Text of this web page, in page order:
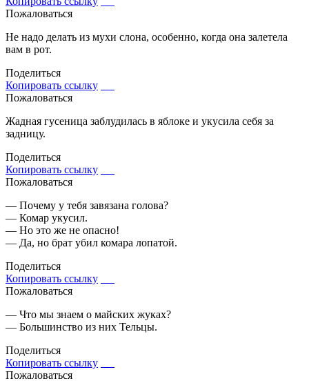
Пожаловаться
Не надо делать из мухи слона, особенно, когда она залетела
вам в рот.
Поделиться
Копировать ссылку
Пожаловаться
Жадная гусеница заблудилась в яблоке и укусила себя за
задницу.
Поделиться
Копировать ссылку
Пожаловаться
— Почему у тебя завязана голова?
— Комар укусил.
— Но это же не опасно!
— Да, но брат убил комара лопатой.
Поделиться
Копировать ссылку
Пожаловаться
— Что мы знаем о майских жуках?
— Большинство из них Тельцы.
Поделиться
Копировать ссылку
Пожаловаться